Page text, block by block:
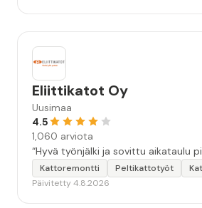
Eliittikatot Oy
Uusimaa
4.5
1,060 arviota
“Hyvä työnjälki ja sovittu aikataulu
Kattoremontti Peltikattotyöt
Päivitetty 4.8.2026